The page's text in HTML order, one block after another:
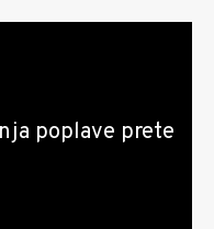
poplave prete